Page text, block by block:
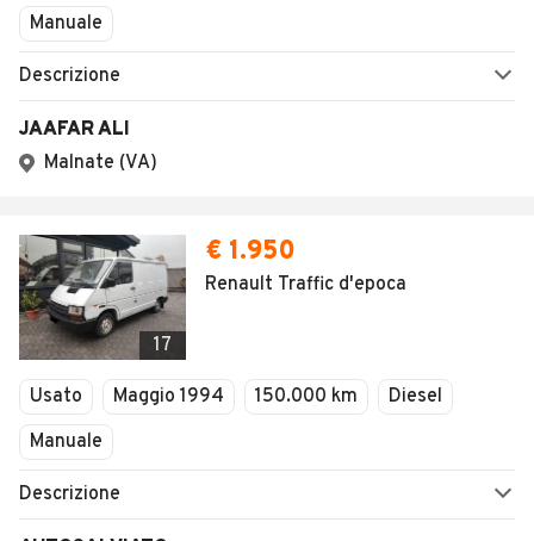
Manuale
Descrizione
JAAFAR ALI
Malnate (VA)
17
€ 1.950
Renault Traffic d'epoca
Usato Maggio 1994 150.000 km
Diesel
Manuale
Descrizione